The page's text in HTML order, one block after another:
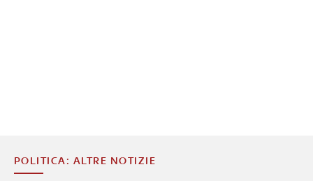
POLITICA: ALTRE NOTIZIE